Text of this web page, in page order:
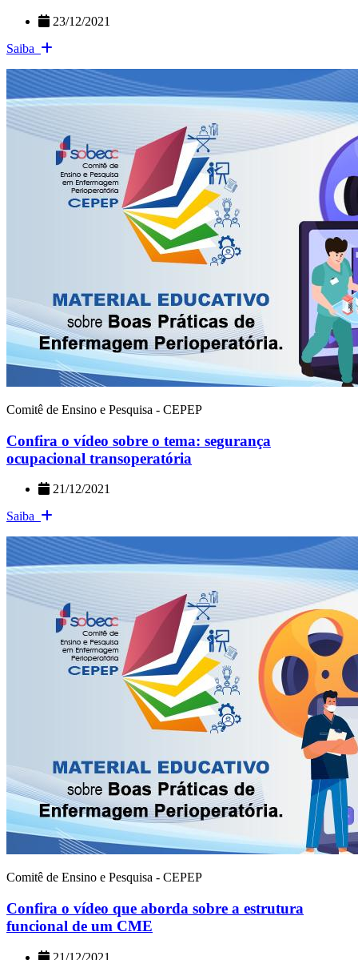
23/12/2021
Saiba
Comitê de Ensino e Pesquisa - CEPEP
Confira o vídeo sobre o tema: segurança
ocupacional transoperatória
21/12/2021
Saiba
Comitê de Ensino e Pesquisa - CEPEP
Confira o vídeo que aborda sobre a estrutura
funcional de um CME
21/12/2021